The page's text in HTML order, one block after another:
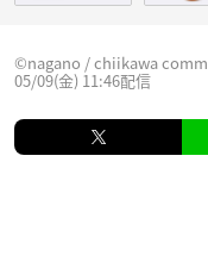
©︎nagano / chiikawa
05/09(金) 11:46配信